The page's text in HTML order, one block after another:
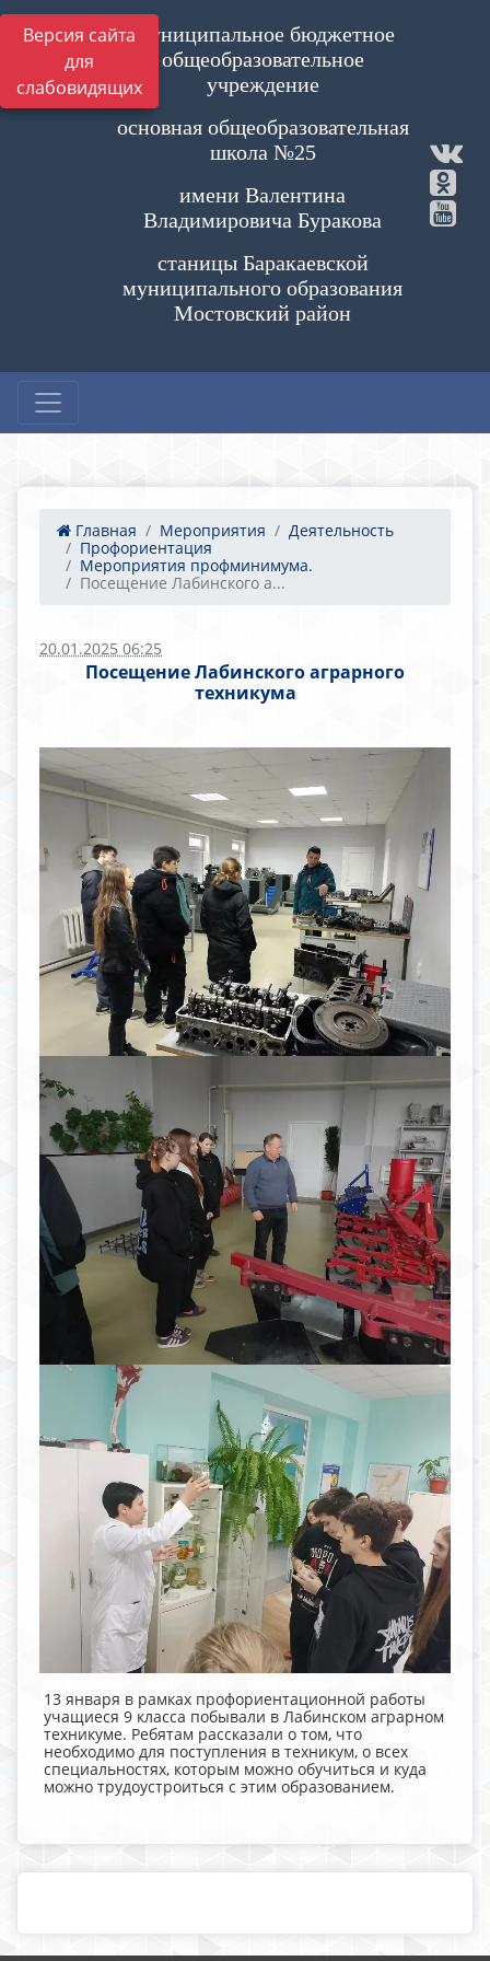
Версия сайта
для
слабовидящих
Муниципальное бюджетное
общеобразовательное
учреждение
основная общеобразовательная
школа №25
имени Валентина
Владимировича Буракова
станицы Баракаевской
муниципального образования
Мостовский район
Главная Мероприятия
Деятельность
Профориентация
Мероприятия профминимума.
Посещение Лабинского а...
20.01.2025 06:25
Посещение Лабинского аграрного
техникума
13 января в рамках профориентационной работы
учащиеся 9 класса побывали в Лабинском аграрном
техникуме. Ребятам рассказали о том, что
необходимо для поступления в техникум, о всех
специальностях, которым можно обучиться и куда
можно трудоустроиться с этим образованием.